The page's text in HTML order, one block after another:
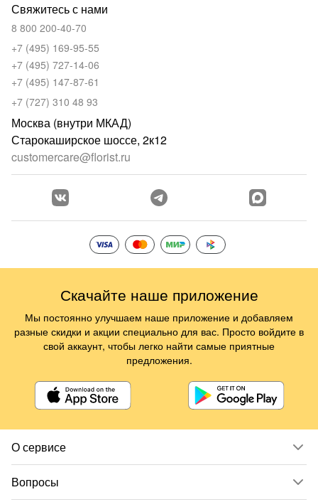
О сервисе
Вопросы
Свяжитесь с нами
8 800 200-40-70
+7 (495) 169-95-55
+7 (495) 727-14-06
+7 (495) 147-87-61
+7 (727) 310 48 93
Москва (внутри МКАД)
Старокаширское шоссе, 2к12
customercare@florist.ru
Скачайте наше приложение
Мы постоянно улучшаем наше приложение и добавляем
разные скидки и акции специально для вас. Просто войдите в
свой аккаунт, чтобы легко найти самые приятные
предложения.